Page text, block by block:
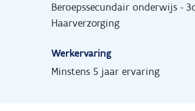
Beroepssecundair onderwijs -
Haarverzorging
Werkervaring
Minstens 5 jaar ervaring